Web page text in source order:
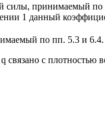
силы, принимаемый
1 данный
по пп. 5.3 и 6.4.
связано с плотностью